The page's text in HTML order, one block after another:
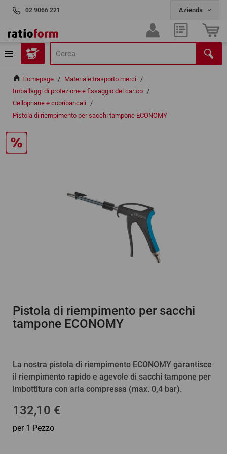
02 9066 221
Homepage / Materiale trasporto merci /
Imballaggi di protezione e fissaggio del carico /
Cellophane e copribancali /
Pistola di riempimento per sacchi tampone ECONOMY
Pistola di riempimento per sacchi
tampone ECONOMY
La nostra pistola di riempimento ECONOMY garantisce
il riempimento rapido e agevole di sacchi tampone per
imbottitura con aria compressa (max. 0,4 bar).
132,10 €
per 1 Pezzo